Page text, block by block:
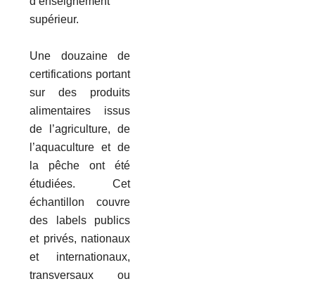
supérieur.
Une douzaine de
certifications portant
sur des produits
alimentaires issus
de l’agriculture, de
l’aquaculture et de
la pêche ont été
étudiées. Cet
échantillon couvre
des labels publics
et privés, nationaux
et internationaux,
transversaux ou